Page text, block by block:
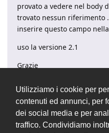
Utilizziamo i cookie per
contenuti ed annunci, per
dei social media e per
traffico. Condividiamo
provato a vedere nel body
trovato nessun riferimento
inserire questo campo
uso la versione 2.1
Grazie
Alex